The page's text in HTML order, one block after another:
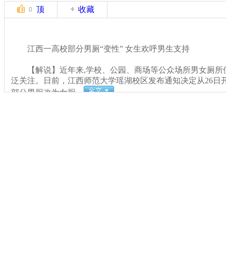
0 顶 收藏
江西一高校部分男厕“变性” 女生欢呼男生支持
【解说】近年来,学校、公园、商场等公众场所男女厕所
泛关注。日前，江西师范大学瑶湖校区发布通知决定从26日
部分男厕改为女厕。